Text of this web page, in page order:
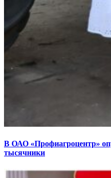
В ОАО «Профиагроцентр»
тысячники